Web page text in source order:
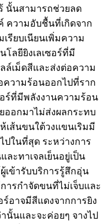
นั้นสามารถช่วยลด
ความอับชื้นที่เกิดจาก
รียบเนียนเพิ่มความ
โลยียิงเลเซอร์ที่มี
ล์เม็ดสีและส่งต่อความ
วามร้อนออกไปที่ราก
ร์ที่มีพลังงานความร้อน
ออกมาไม่ส่งผลกระทบ
เส้นขนใต้วงแขนเริมมี
ปในที่สุด ระหว่างการ
ละทาเจลเย็นอยู่เป็น
เข้ารับบริการรู้สึกอุ่น
ารกำจัดขนที่ไม่เจ็บและ
อาจมีสีแดงจากการยิง
นั้นและจะค่อยๆ จางไป